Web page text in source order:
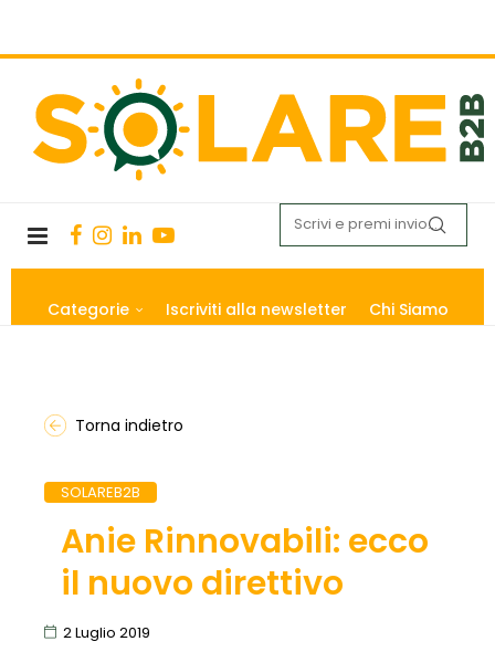
Categorie Iscriviti alla newsletter Chi Siamo
Torna indietro
SOLAREB2B
Anie Rinnovabili: ecco
il nuovo direttivo
2 Luglio 2019